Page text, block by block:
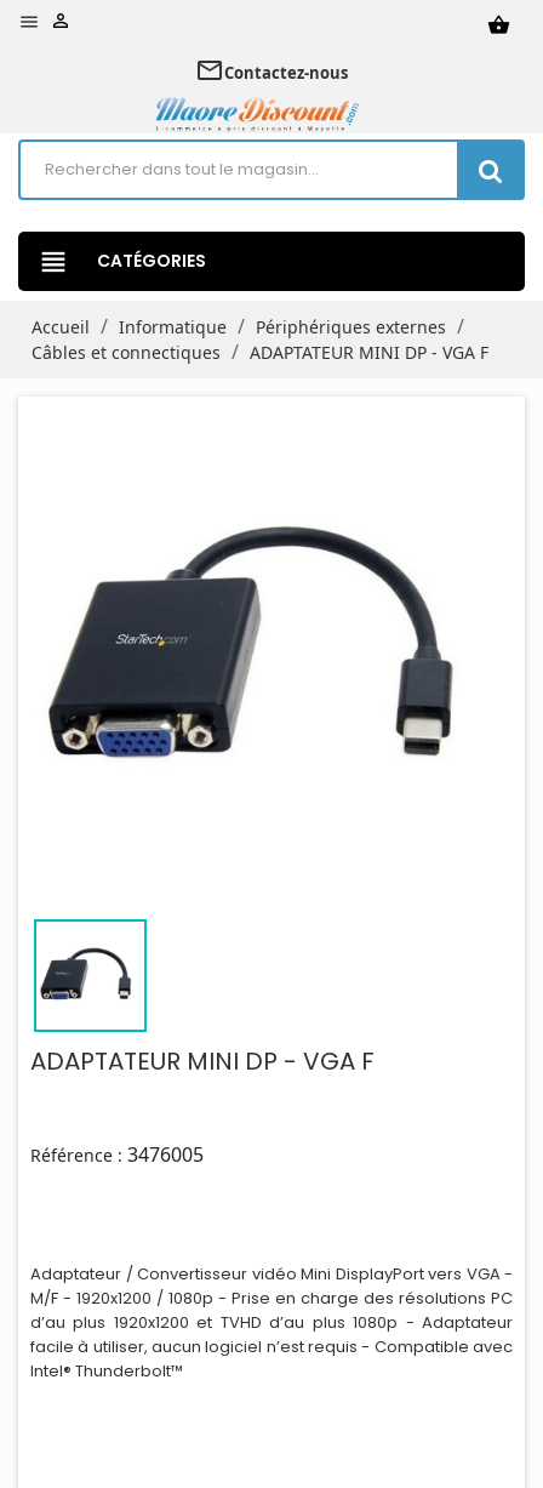
 shopping_basket

mail_outlineContactez-nous
view_headline CATÉGORIES
Accueil Informatique
Périphériques externes
Câbles et connectiques
ADAPTATEUR MINI DP - VGA F
ADAPTATEUR MINI DP - VGA F
Référence : 3476005
Adaptateur / Convertisseur vidéo Mini DisplayPort vers VGA -
M/F - 1920x1200 / 1080p - Prise en charge des résolutions PC
d’au plus 1920x1200 et TVHD d’au plus 1080p - Adaptateur
facile à utiliser, aucun logiciel n’est requis - Compatible avec
Intel® Thunderbolt™